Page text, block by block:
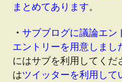
まとめてあります。
・ サブブログに議論エン
エントリーを用意しまし
にはサブを利用してくだ
はツイッターを利用して